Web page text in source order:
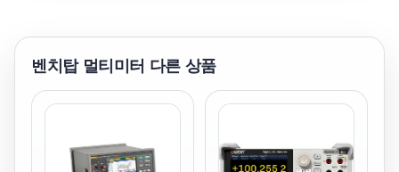
벤치탑 멀티미터 다른 상품